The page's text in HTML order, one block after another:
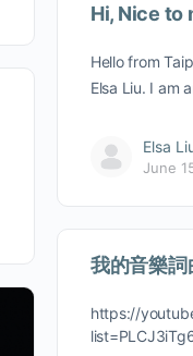
Hi, Nice to
Hello from
Elsa Liu. I am
Elsa
June
我的音樂
https://